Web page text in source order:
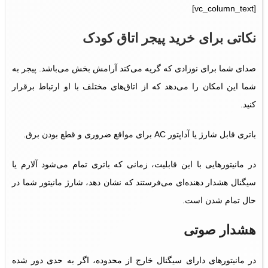
[vc_column_text]
نکاتی برای خرید پیجر اتاق کودک
صدای شما برای نوزادی که گریه می‌کند آرامش بخش می‌باشد. پیجر به
شما این امکان را می‌دهد که از اتاق‌های مختلف با او ارتباط برقرار
کنید.
باتری قابل شارژ یا آداپتور AC برای مواقع ضروری و قطع بودن برق.
در مانیتورهایی با این قابلیت، زمانی که باتری تمام می‌شود آلارم یا
سیگنال هشدار دهنده‌ای می‌فرستند که نشان دهد، شارژ مانیتور شما در
حال تمام شدن است.
هشدار صوتی
در مانیتورهای دارای سیگنال خارج از محدوده، اگر به حدی دور شده